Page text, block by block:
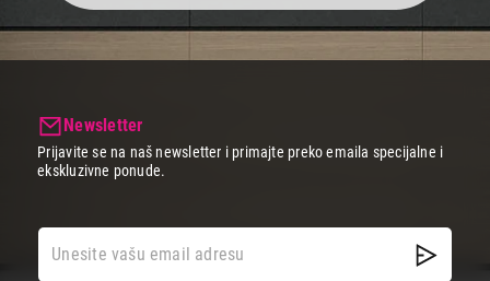
Newsletter
Prijavite se na naš newsletter i primajte preko emaila specijalne i
ekskluzivne ponude.